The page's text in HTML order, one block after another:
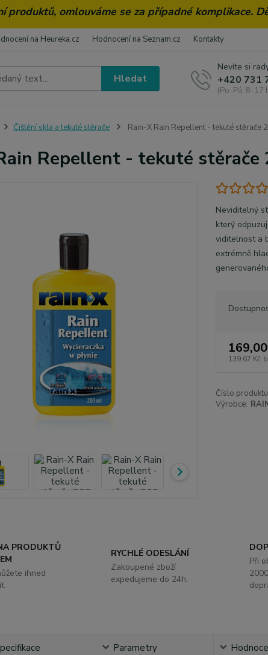
produktů, omlouváme se za případné komplikace.
na Heureka.cz Hodnocení na Seznam.cz Kontakty
Hledat
Nevíte si
+420 731
(Po-Pá, 8-17
Čištění skla a tekuté stěrače Rain-X Rain Repellent - tekuté stěrače
Repellent - tekuté stěrače
Neviditelný
který
viditelnost a
extrémně
139,67 Kč
Číslo
Výrobce:
PRODUKTŮ
ihned
RYCHLÉ ODESLÁNÍ
Zakoupené zboží
expedujeme do 24h.
Při
Parametry